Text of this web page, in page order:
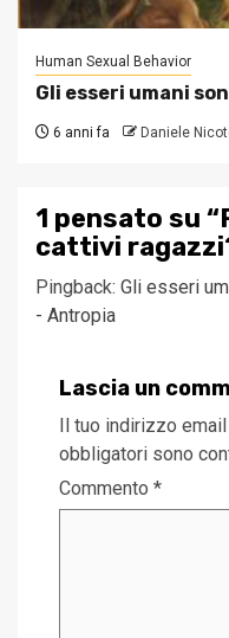
Human Sexual Behavior
Gli esseri umani
6 anni fa Daniele
1 pensato su “
cattivi
Pingback: Gli esseri
- Antropia
Lascia un
Il tuo indirizzo
obbligatori sono
Commento *